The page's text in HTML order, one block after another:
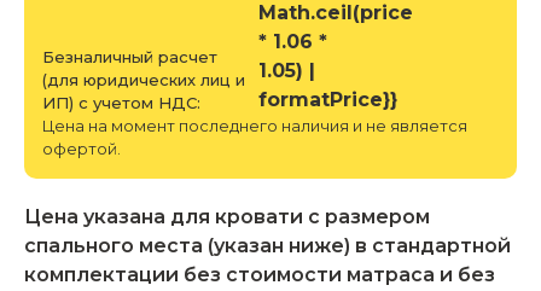
Безналичный расчет
(для юридических лиц и
ИП) с учетом НДС:
Math.ceil(price
* 1.06 *
1.05) |
formatPrice}}
Цена на момент последнего наличия и не является
офертой.
Цена указана для кровати с размером
спального места (указан ниже) в стандартной
комплектации без стоимости матраса и без